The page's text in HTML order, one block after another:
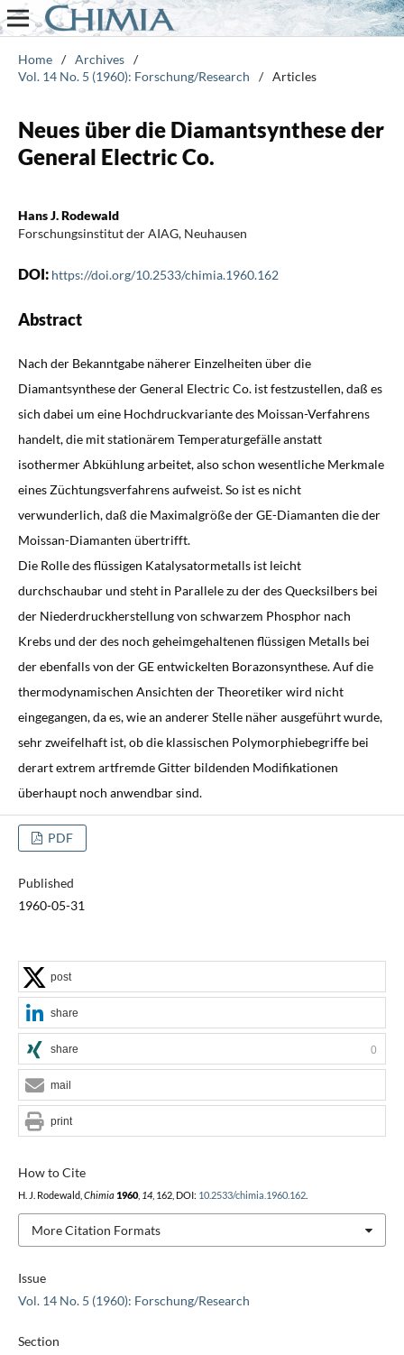
Home / Archives /
Vol. 14 No. 5 (1960): Forschung/Research
/ Articles
Neues über die Diamantsynthese der
General Electric Co.
Hans J. Rodewald
Forschungsinstitut der AIAG, Neuhausen
DOI: https://doi.org/10.2533/chimia.1960.162
Abstract
Nach der Bekanntgabe näherer Einzelheiten über die
Diamantsynthese der General Electric Co. ist festzustellen, daß es
sich dabei um eine Hochdruckvariante des Moissan-Verfahrens
handelt, die mit stationärem Temperaturgefälle anstatt
isothermer Abkühlung arbeitet, also schon wesentliche Merkmale
eines Züchtungsverfahrens aufweist. So ist es nicht
verwunderlich, daß die Maximalgröße der GE-Diamanten die der
Moissan-Diamanten übertrifft.
Die Rolle des flüssigen Katalysatormetalls ist leicht
durchschaubar und steht in Parallele zu der des Quecksilbers bei
der Niederdruckherstellung von schwarzem Phosphor nach
Krebs und der des noch geheimgehaltenen flüssigen Metalls bei
der ebenfalls von der GE entwickelten Borazonsynthese. Auf die
thermodynamischen Ansichten der Theoretiker wird nicht
eingegangen, da es, wie an anderer Stelle näher ausgeführt wurde,
sehr zweifelhaft ist, ob die klassischen Polymorphiebegriffe bei
derart extrem artfremde Gitter bildenden Modifikationen
überhaupt noch anwendbar sind.
PDF
Published
1960-05-31
Issue
Vol. 14 No. 5 (1960): Forschung/Research
Section
How to Cite
H. J. Rodewald, Chimia 1960, 14, 162, DOI: 10.2533/chimia.1960.162.
More Citation Formats
post
share
share 0
mail
print